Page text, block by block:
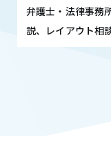
弁護士・法律事務
説、レイアウト相